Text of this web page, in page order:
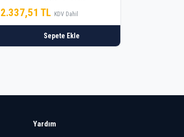
2.337,51 TL KDV Dahil
Sepete Ekle
Yardım